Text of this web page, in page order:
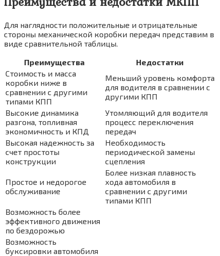
Для наглядности положительные и отрицательные
стороны механической коробки передач представим в
виде сравнительной таблицы.
Преимущества
Недостатки
Стоимость и масса
коробки ниже в
сравнении с другими
типами КПП
Меньший уровень комфорта
для водителя в сравнении с
другими КПП
Высокие динамика
разгона, топливная
экономичность и КПД
Утомляющий для водителя
процесс переключения
передач
Высокая надежность за
счет простоты
конструкции
Необходимость
периодической замены
сцепления
Простое и недорогое
обслуживание
Более низкая плавность
хода автомобиля в
сравнении с другими
типами КПП
Возможность более
эффективного движения
по бездорожью
Возможность
буксировки автомобиля